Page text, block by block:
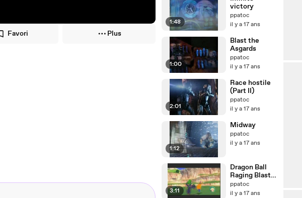
Favori Plus
1:48
victory
ppatoc
il y a 17 ans
1:00
Blast the
Asgards
ppatoc
il y a 17 ans
2:01
Race hostile
(Part II)
ppatoc
il y a 17 ans
1:12
Midway
ppatoc
il y a 17 ans
3:11
Dragon Ball
Raging Blast -
Piccolo vs
Goku saiyen
ppatoc
il y a 17 ans